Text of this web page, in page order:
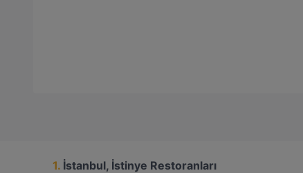
1. İstanbul, İstinye Restoranları